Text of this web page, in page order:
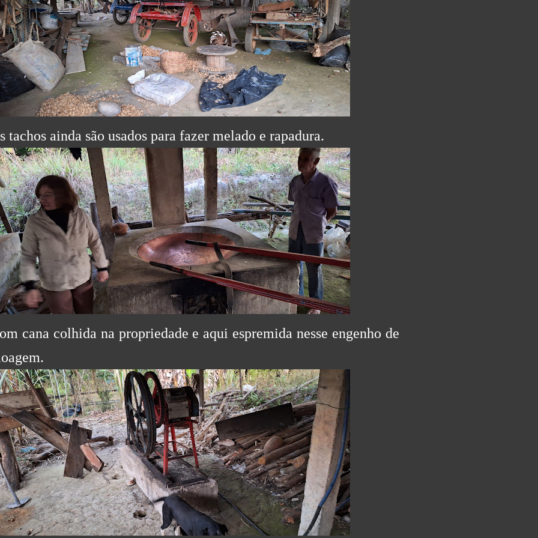
tachos ainda são usados para fazer melado e rapadura.
cana colhida na propriedade e aqui espremida nesse engenho de